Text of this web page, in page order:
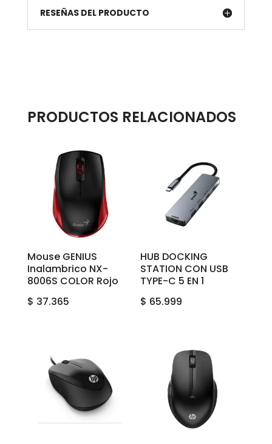
RESEÑAS DEL PRODUCTO
PRODUCTOS RELACIONADOS
Mouse GENIUS
Inalambrico NX-
8006S COLOR Rojo
$ 37.365
HUB DOCKING
STATION CON USB
TYPE-C 5 EN 1
$ 65.999